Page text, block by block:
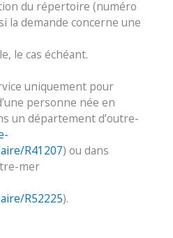
du répertoire (numéro
la demande concerne une
le cas échéant.
uniquement pour
personne née en
un département d’outre-
R41207) ou dans
mer
R52225).